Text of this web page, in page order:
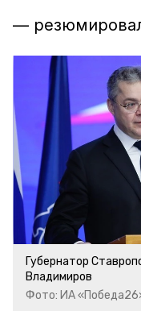
—
Губернатор
Владимиров
Фото: ИА